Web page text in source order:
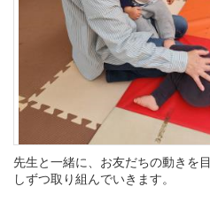
先生と一緒に、お友だちの動きを
しずつ取り組んでいきます。